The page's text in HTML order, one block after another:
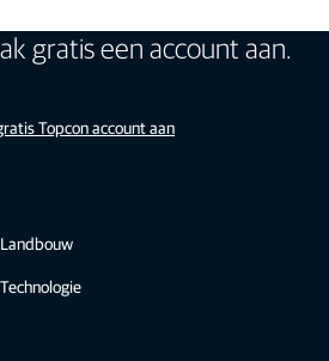
gratis een account aan.
Topcon account aan
Landbouw
Technologie